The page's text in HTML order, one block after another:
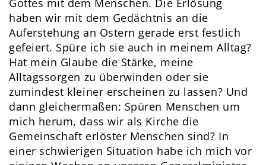
Gottes mit dem Menschen. Die Erlösung
haben wir mit dem Gedächtnis an die
Auferstehung an Ostern gerade erst festlich
gefeiert. Spüre ich sie auch in meinem Alltag?
Hat mein Glaube die Stärke, meine
Alltagssorgen zu überwinden oder sie
zumindest kleiner erscheinen zu lassen? Und
dann gleichermaßen: Spüren Menschen um
mich herum, dass wir als Kirche die
Gemeinschaft erlöster Menschen sind? In
einer schwierigen Situation habe ich mich vor